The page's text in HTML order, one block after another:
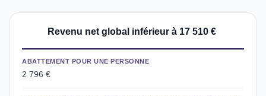
Revenu net global inférieur à 17 510 €
ABATTEMENT POUR UNE PERSONNE
2 796 €